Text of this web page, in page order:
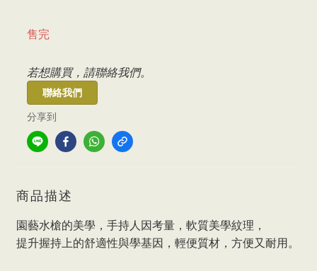
售完
若想購買，請聯絡我們。
聯絡我們
分享到
商品描述
園藝水槍的美學，手持人因考量，軟質美學紋理，
提升握持上的舒適性與學基因，輕便質材，方便又耐用。